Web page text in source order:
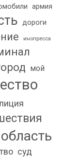
армия
дороги
инопресса
мой
суд